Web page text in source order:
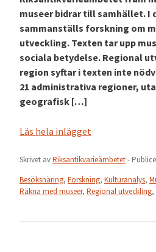
museer bidrar till samhället. I
sammanställs forskning om
utveckling. Texten tar upp
sociala betydelse. Regional
region syftar i texten inte
21 administrativa regioner,
geografisk […]
Läs hela inlägget
Skrivet avRiksantikvarieämbetet-
Besöksnäring, Forskning, Kulturanalys,
Räkna med museer, Regional utveckling,